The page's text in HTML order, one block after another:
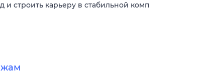
и строить карьеру в стабильной комп